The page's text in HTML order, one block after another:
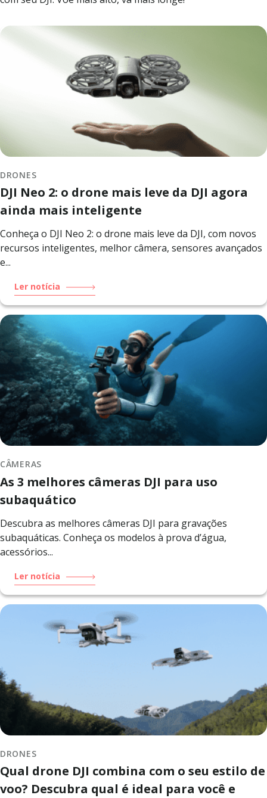
DRONES
DJI Neo 2: o drone mais leve da DJI agora
ainda mais inteligente
Conheça o DJI Neo 2: o drone mais leve da DJI, com novos
recursos inteligentes, melhor câmera, sensores avançados
e...
Ler notícia
CÂMERAS
As 3 melhores câmeras DJI para uso
subaquático
Descubra as melhores câmeras DJI para gravações
subaquáticas. Conheça os modelos à prova d’água,
acessórios...
Ler notícia
DRONES
Qual drone DJI combina com o seu estilo de
voo? Descubra qual é ideal para você e